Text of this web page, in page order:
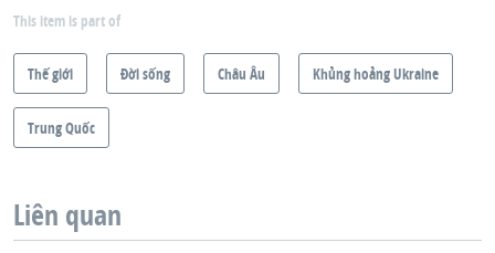
This item is part of
Thế giới Ðời sống Châu Âu Khủng hoảng Ukraine
Trung Quốc
Liên quan